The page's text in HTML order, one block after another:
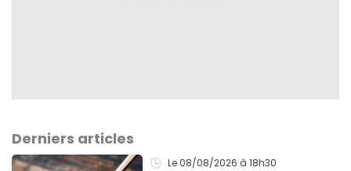
Derniers articles
Le 08/08/2026 à 18h30